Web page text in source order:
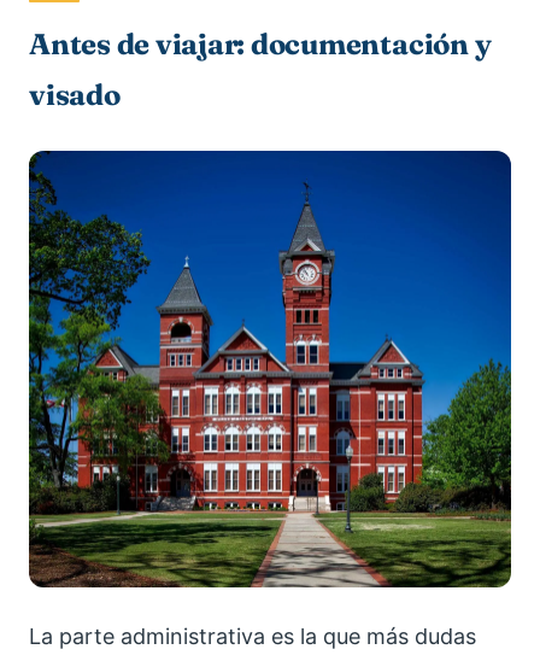
Antes de viajar: documentación y
visado
La parte administrativa es la que más dudas